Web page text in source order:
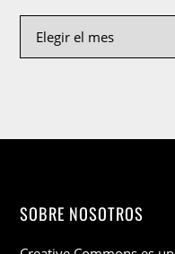
SOBRE NOSOTROS